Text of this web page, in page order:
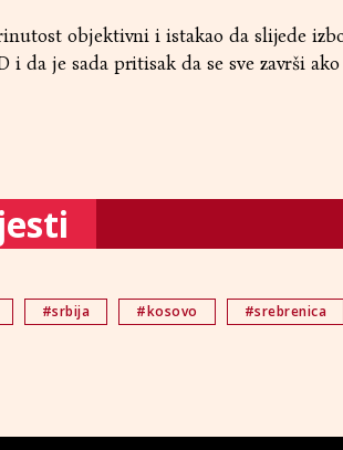
objektivni i istakao da slijede
da je sada pritisak da se sve završi
#srbija #kosovo #srebrenica